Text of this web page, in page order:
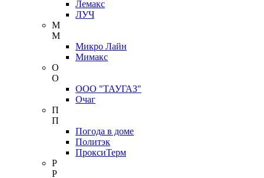
Лемакс
ЛУЧ
М
М
Микро Лайн
Мимакс
О
О
ООО "ТАУГАЗ"
Очаг
П
П
Погода в доме
Политэк
ПроксиТерм
Р
Р